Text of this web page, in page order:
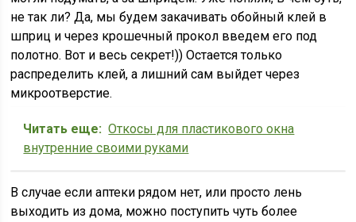
не так ли? Да, мы будем закачивать обойный клей в
шприц и через крошечный прокол введем его под
полотно. Вот и весь секрет!)) Остается только
распределить клей, а лишний сам выйдет через
микроотверстие.
Читать еще: Откосы для пластикового окна
внутренние своими руками
В случае если аптеки рядом нет, или просто лень
выходить из дома, можно поступить чуть более